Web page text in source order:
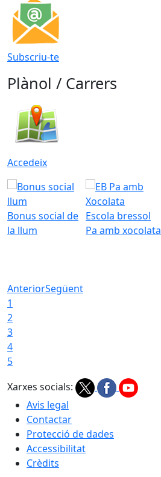
Subscriu-te
Plànol / Carrers
Accedeix
Bonus social de
la llum
Escola bressol
Pa amb xocolata
AnteriorSegüent
1
2
3
4
5
Xarxes socials:
Avis legal
Contactar
Protecció de dades
Accessibilitat
Crèdits